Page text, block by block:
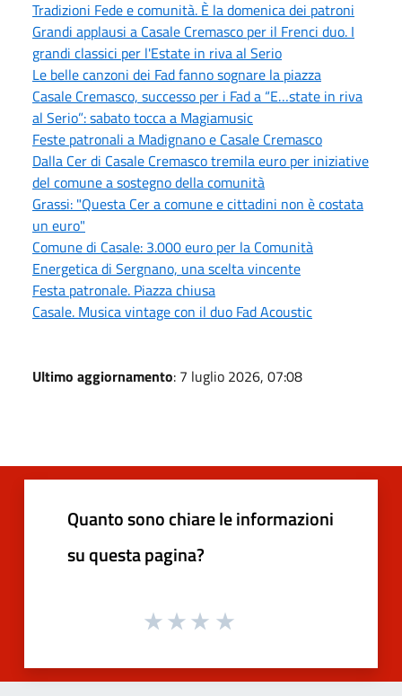
Tradizioni Fede e comunità. È la domenica dei patroni
Grandi applausi a Casale Cremasco per il Frenci duo. I
grandi classici per l'Estate in riva al Serio
Le belle canzoni dei Fad fanno sognare la piazza
Casale Cremasco, successo per i Fad a “E…state in riva
al Serio”: sabato tocca a Magiamusic
Feste patronali a Madignano e Casale Cremasco
Dalla Cer di Casale Cremasco tremila euro per iniziative
del comune a sostegno della comunità
Grassi: "Questa Cer a comune e cittadini non è costata
un euro"
Comune di Casale: 3.000 euro per la Comunità
Energetica di Sergnano, una scelta vincente
Festa patronale. Piazza chiusa
Casale. Musica vintage con il duo Fad Acoustic
Ultimo aggiornamento: 7 luglio 2026, 07:08
Quanto sono chiare le informazioni
su questa pagina?